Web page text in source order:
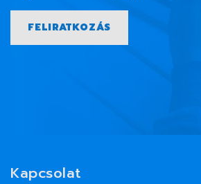
FELIRATKOZÁS
Kapcsolat